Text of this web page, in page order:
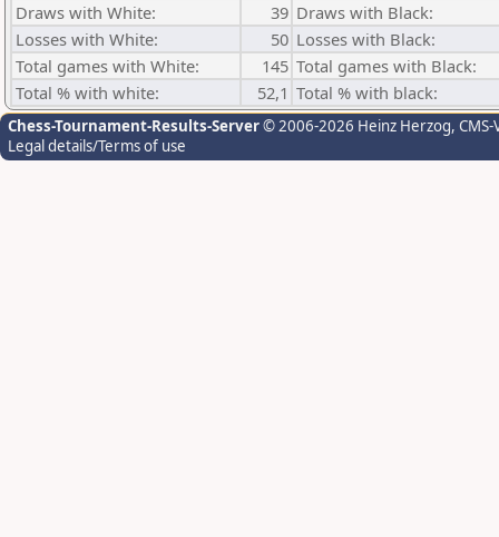
Draws with White:
39 Draws with Black:
Losses with White:
50 Losses with Black:
Total games with White:
145 Total games with Black:
Total % with white:
52,1 Total % with black:
Chess-Tournament-Results-Server© 2006-2026 Heinz Herzog,
Legal details/Terms of use